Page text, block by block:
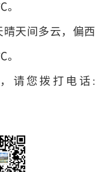
天间多云，偏西
请您拨打电话: